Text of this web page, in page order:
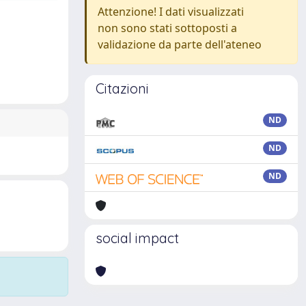
Attenzione! I dati visualizzati
non sono stati sottoposti a
validazione da parte dell'ateneo
Citazioni
ND
ND
ND
social impact